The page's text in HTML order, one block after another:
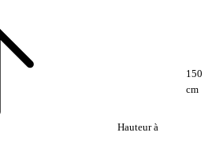
Hauteur à
150
cm